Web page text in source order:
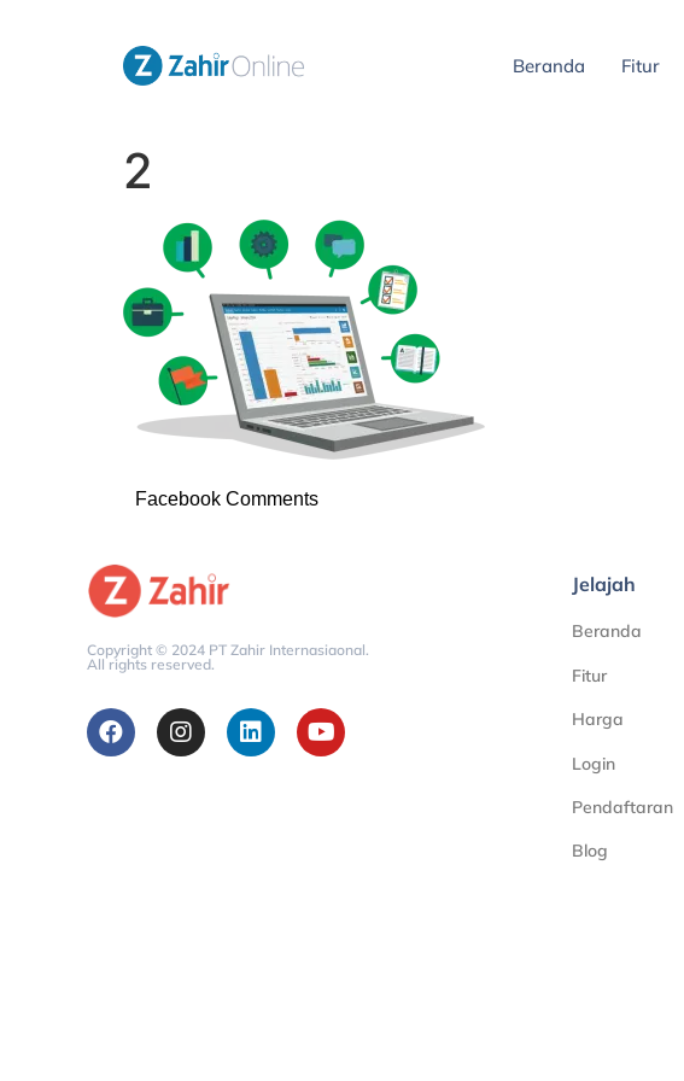
Beranda Fitur
2
Facebook Comments
Copyright © 2024 PT Zahir Internasiaonal.
All rights reserved.
Jelajah
Beranda
Fitur
Harga
Login
Pendaftaran
Blog